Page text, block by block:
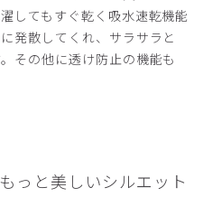
トジャージーコート/
してもすぐ乾く吸水速乾機能
発散してくれ、サラサラと
その他に透け防止の機能も
っと美しいシルエット